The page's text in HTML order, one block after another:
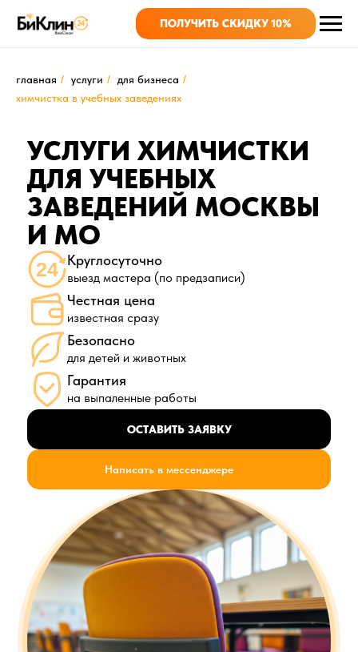
ПОЛУЧИТЬ СКИДКУ 10%
главная / услуги / для бизнеса /
химчистка в учебных заведениях
УСЛУГИ ХИМЧИСТКИ
ДЛЯ УЧЕБНЫХ
ЗАВЕДЕНИЙ МОСКВЫ
И МО
Круглосуточно
выезд мастера (по предзаписи)
Честная цена
известная сразу
Безопасно
для детей и животных
Гарантия
на выпаленные работы
ОСТАВИТЬ ЗАЯВКУ
Написать в мессенджере